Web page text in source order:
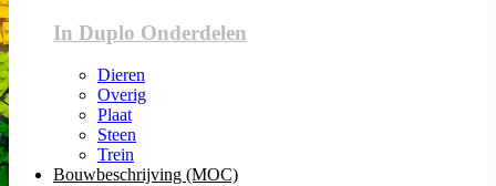
In Duplo Onderdelen
Dieren
Overig
Plaat
Steen
Trein
Bouwbeschrijving (MOC)